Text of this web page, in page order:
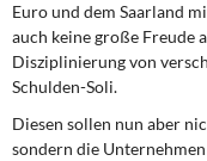
Euro und dem Saarland
auch keine große Freude
Disziplinierung von
Schulden-Soli.
Diesen sollen nun aber
sondern die